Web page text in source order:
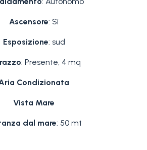
Ascensore: Si
Esposizione: sud
: Presente, 4 mq
Condizionata
Vista Mare
dal mare: 50 mt